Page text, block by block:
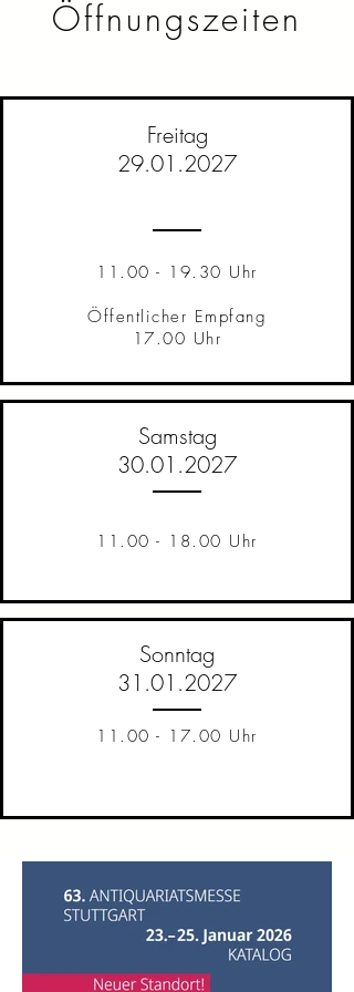
Öffnungszeiten
Freitag
29.01.2027
11.00 - 19.30 Uhr
Öffentlicher Empfang
17.00 Uhr
Samstag
30.01.2027
11.00 - 18.00 Uhr
Sonntag
31.01.2027
11.00 - 17.00 Uhr